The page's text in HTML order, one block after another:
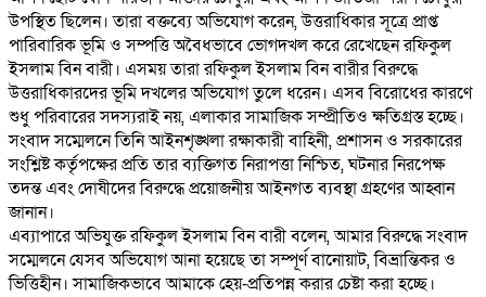
উপস্থিত ছিলেন। তারা বক্তব্যে অভিযোগ করেন, উত্তরাধিকার সূত্রে প্রাপ্ত
পারিবারিক ভূমি ও সম্পত্তি অবৈধভাবে ভোগদখল করে রেখেছেন রফিকুল
ইসলাম বিন বারী। এসময় তারা রফিকুল ইসলাম বিন বারীর বিরুদ্ধে
উত্তরাধিকারদের ভূমি দখলের অভিযোগ তুলে ধরেন। এসব বিরোধের কারণে
শুধু পরিবারের সদস্যরাই নয়, এলাকার সামাজিক সম্প্রীতিও ক্ষতিগ্রস্ত হচ্ছে।
‎সংবাদ সম্মেলনে তিনি আইনশৃঙ্খলা রক্ষাকারী বাহিনী, প্রশাসন ও সরকারের
সংশ্লিষ্ট কর্তৃপক্ষের প্রতি তার ব্যক্তিগত নিরাপত্তা নিশ্চিত, ঘটনার নিরপেক্ষ
তদন্ত এবং দোষীদের বিরুদ্ধে প্রয়োজনীয় আইনগত ব্যবস্থা গ্রহণের আহ্বান
জানান।
‎এব্যাপারে অভিযুক্ত রফিকুল ইসলাম বিন বারী বলেন, আমার বিরুদ্ধে সংবাদ
সম্মেলনে যেসব অভিযোগ আনা হয়েছে তা সম্পূর্ণ বানোয়াট, বিভ্রান্তিকর ও
ভিত্তিহীন। সামাজিকভাবে আমাকে হেয়-প্রতিপন্ন করার চেষ্টা করা হচ্ছে।